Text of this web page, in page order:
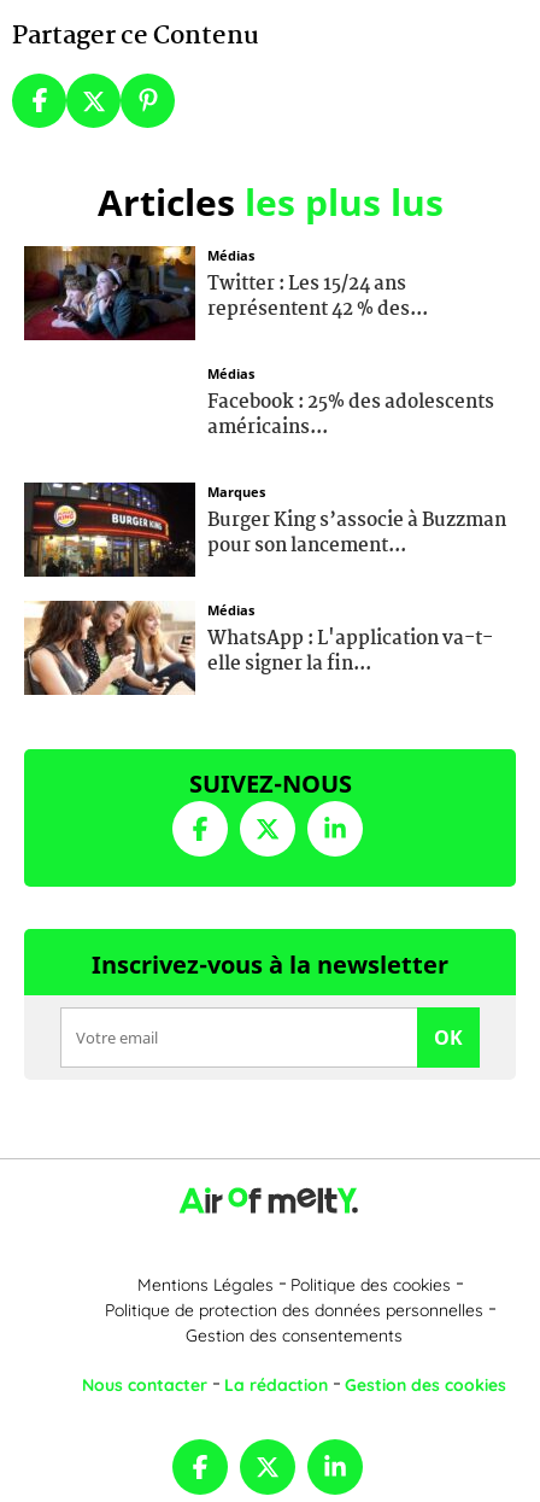
Partager ce Contenu
Articles les plus lus
Médias
Twitter : Les 15/24 ans
représentent 42 % des...
Médias
Facebook : 25% des adolescents
américains...
Marques
Burger King s’associe à Buzzman
pour son lancement...
Médias
WhatsApp : L'application va-t-
elle signer la fin...
SUIVEZ-NOUS
Inscrivez-vous à la newsletter
OK
Mentions Légales
Politique des cookies
Politique de protection des données personnelles
Gestion des consentements
Nous contacter La rédaction Gestion des cookies